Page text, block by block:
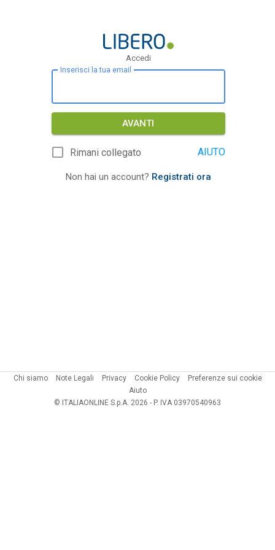
Accedi
Inserisci la tua email
AVANTI
Rimani collegato AIUTO
Non hai un account? Registrati ora
Chi siamo Note Legali Privacy Cookie Policy
Preferenze sui cookie
Aiuto
© ITALIAONLINE S.p.A. 2026 - P. IVA 03970540963